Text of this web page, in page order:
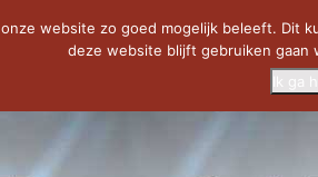
HEAD SOCIETY... PRIDE OF LIONS – U...
website zo goed mogelijk beleeft.
deze website blijft gebruiken gaan
Ik ga